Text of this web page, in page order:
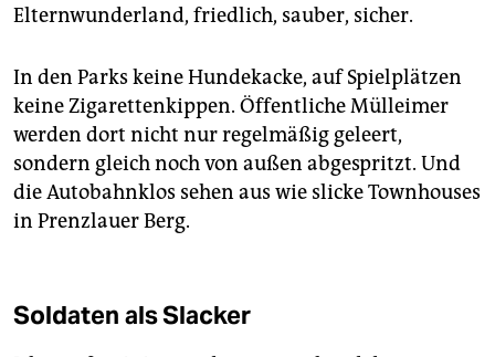
Elternwunderland, friedlich, sauber, sicher.
In den Parks keine Hundekacke, auf Spielplätzen
keine Zigarettenkippen. Öffentliche Mülleimer
werden dort nicht nur regelmäßig geleert,
sondern gleich noch von außen abgespritzt. Und
die Autobahnklos sehen aus wie slicke Townhouses
in Prenzlauer Berg.
Soldaten als Slacker